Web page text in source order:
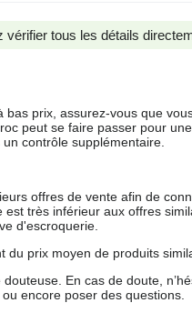
tous les détails
prix, assurez-vous que
peut se faire passer pour
contrôle supplémentaire.
offres de vente afin de
très inférieur aux offres
d'escroquerie.
prix moyen de produits
En cas de doute,
encore poser des questions.